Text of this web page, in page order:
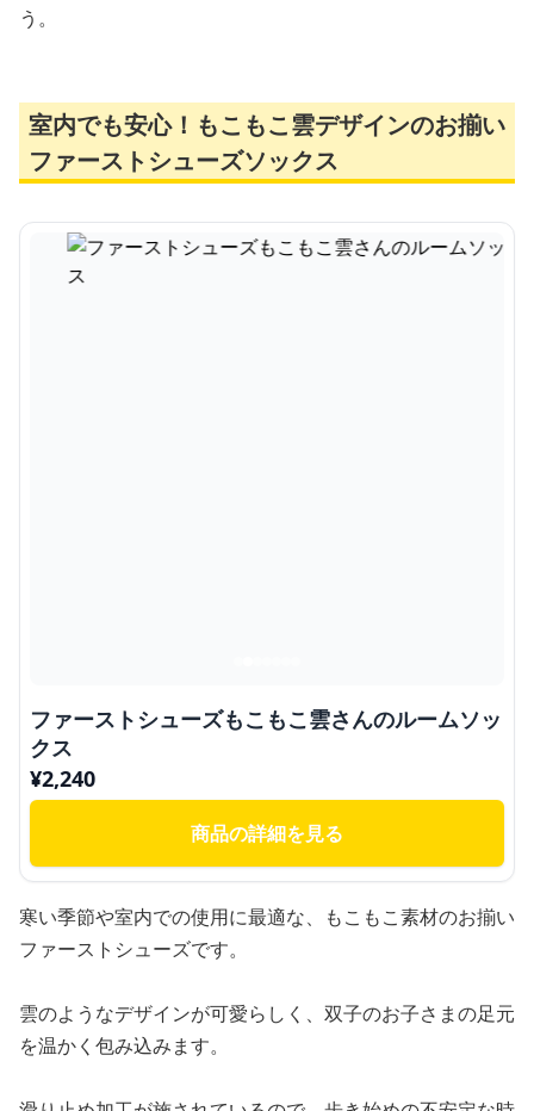
う。
室内でも安心！もこもこ雲デザインのお揃い
ファーストシューズソックス
ファーストシューズもこもこ雲さんのルームソッ
クス
¥2,240
商品の詳細を見る
寒い季節や室内での使用に最適な、もこもこ素材のお揃い
ファーストシューズです。
雲のようなデザインが可愛らしく、双子のお子さまの足元
を温かく包み込みます。